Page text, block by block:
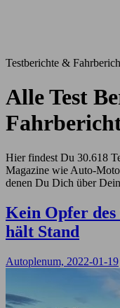
Testberichte &
Alle Test
Hier findest Du 30.618
Magazine wie Auto-
denen Du Dich über
Kein Opfer des
hält Stand
Autoplenum, 2022-01-19